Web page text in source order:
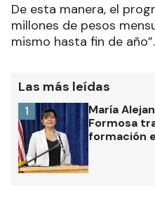
De esta manera, el
millones de pesos
mismo hasta fin de año”.
Las más leídas
María
Formosa
formación
1